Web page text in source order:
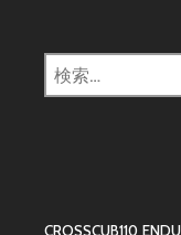
検
索:
CROSSCUB110